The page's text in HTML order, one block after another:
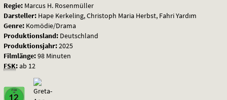
Regie: Marcus H. Rosenmüller
Darsteller: Hape Kerkeling, Christoph Maria Herbst, Fahri Yardım
Genre: Komödie/Drama
Produktionsland: Deutschland
Produktionsjahr:2025
Filmlänge:98 Minuten
FSK:ab 12